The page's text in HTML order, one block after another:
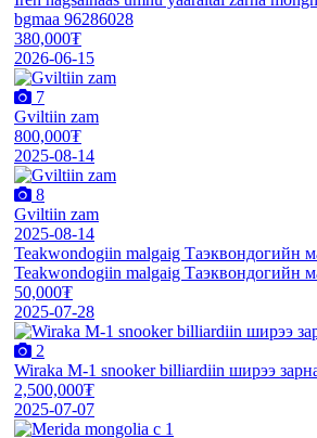
bgmaa 96286028
380,000₮
2026-06-15
7
Gviltiin zam
800,000₮
2025-08-14
8
Gviltiin zam
2025-08-14
Teakwondogiin malgaig Таэквондогийн
Teakwondogiin malgaig Таэквондогийн
50,000₮
2025-07-28
2
Wiraka M-1 snooker billiardiin ширээ
2,500,000₮
2025-07-07